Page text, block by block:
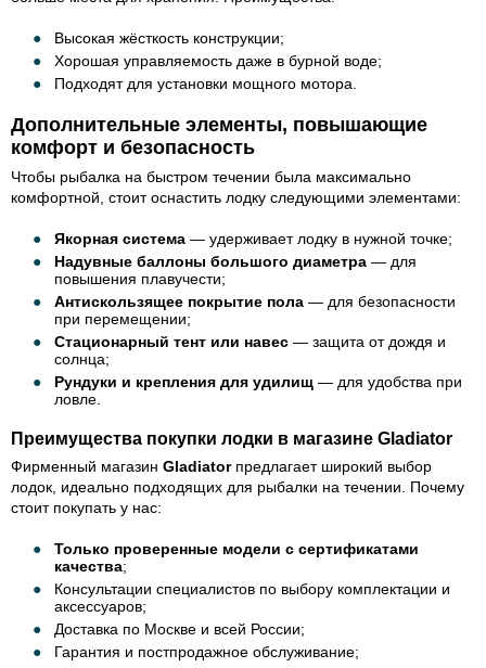
Высокая жёсткость конструкции;
Хорошая управляемость даже в бурной воде;
Подходят для установки мощного мотора.
Дополнительные элементы, повышающие
комфорт и безопасность
Чтобы рыбалка на быстром течении была максимально
комфортной, стоит оснастить лодку следующими элементами:
Якорная система — удерживает лодку в нужной точке;
Надувные баллоны большого диаметра — для
повышения плавучести;
Антискользящее покрытие пола — для безопасности
при перемещении;
Стационарный тент или навес — защита от дождя и
солнца;
Рундуки и крепления для удилищ — для удобства при
ловле.
Преимущества покупки лодки в магазине Gladiator
Фирменный магазин Gladiatorпредлагает широкий выбор
лодок, идеально подходящих для рыбалки на течении. Почему
стоит покупать у нас:
Только проверенные модели с сертификатами
качества;
Консультации специалистов по выбору комплектации и
аксессуаров;
Доставка по Москве и всей России;
Гарантия и постпродажное обслуживание;